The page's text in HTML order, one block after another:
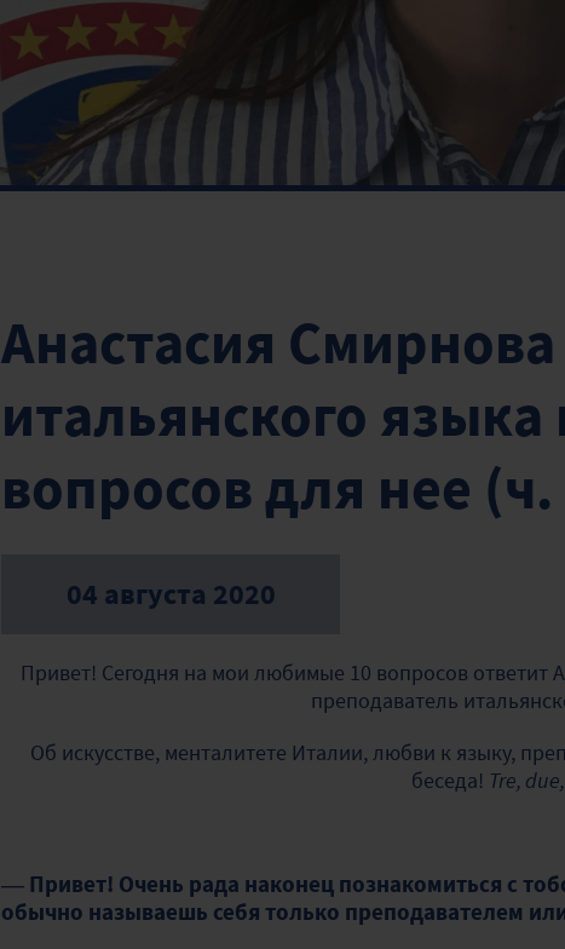
Анастасия
итальянского языка
вопросов для нее (ч.
04 августа 2020
Привет! Сегодня на мои любимые 10 вопросов
преподаватель
Об искусстве, менталитете Италии, любви к языку,
беседа! Tre,
— Привет! Очень рада наконец познакомиться с
обычно называешь себя только преподавателем